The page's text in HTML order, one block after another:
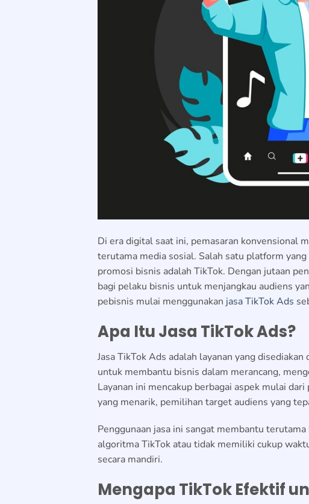
Di era digital saat ini, pemasaran konvensional
terutama media sosial. Salah satu platform
promosi bisnis adalah TikTok. Dengan jutaan
bagi pelaku bisnis untuk menjangkau audiens
pebisnis mulai menggunakan jasa TikTok Ads
Apa Itu Jasa TikTok Ads?
Jasa TikTok Ads adalah layanan yang
untuk membantu bisnis dalam merancang,
Layanan ini mencakup berbagai aspek mulai
yang menarik, pemilihan target audiens yang
Penggunaan jasa ini sangat membantu
algoritma TikTok atau tidak memiliki cukup
secara mandiri.
Mengapa TikTok Efektif